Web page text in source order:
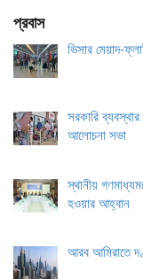
প্রবাস
ভিসার মেয়াদ-
সরকারি
আলোচনা সভা
স্থানীয়
হওয়ার আহ্বান
আরব আমিরাতে